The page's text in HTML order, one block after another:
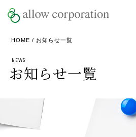
HOME / お知らせ一覧
NEWS
お知らせ一覧